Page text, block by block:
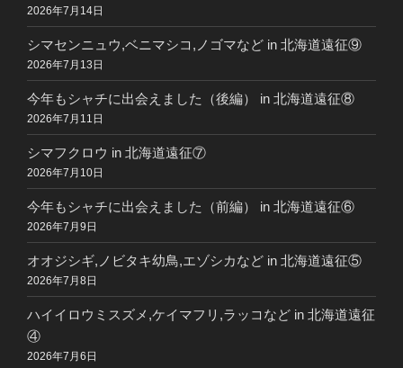
2026年7月14日
シマセンニュウ,ベニマシコ,ノゴマなど in 北海道遠征⑨
2026年7月13日
今年もシャチに出会えました（後編） in 北海道遠征⑧
2026年7月11日
シマフクロウ in 北海道遠征⑦
2026年7月10日
今年もシャチに出会えました（前編） in 北海道遠征⑥
2026年7月9日
オオジシギ,ノビタキ幼鳥,エゾシカなど in 北海道遠征⑤
2026年7月8日
ハイイロウミスズメ,ケイマフリ,ラッコなど in 北海道遠征
④
2026年7月6日